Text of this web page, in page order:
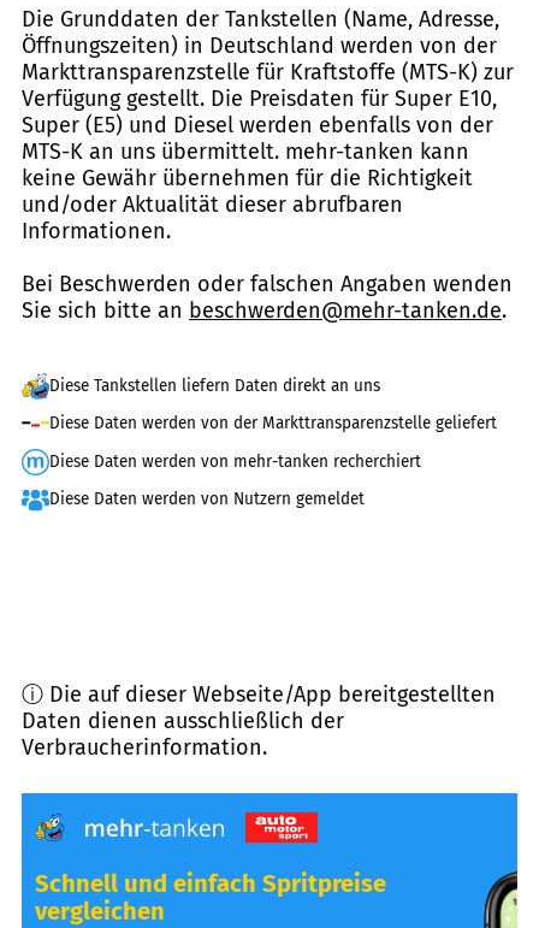
Die Grunddaten der Tankstellen (Name, Adresse,
Öffnungszeiten) in Deutschland werden von der
Markttransparenzstelle für Kraftstoffe (MTS-K) zur
Verfügung gestellt. Die Preisdaten für Super E10,
Super (E5) und Diesel werden ebenfalls von der
MTS-K an uns übermittelt. mehr-tanken kann
keine Gewähr übernehmen für die Richtigkeit
und/oder Aktualität dieser abrufbaren
Informationen.
Bei Beschwerden oder falschen Angaben wenden
Sie sich bitte an beschwerden@mehr-tanken.de.
Diese Tankstellen liefern Daten direkt an uns
Diese Daten werden von der Markttransparenzstelle geliefert
Diese Daten werden von mehr-tanken recherchiert
Diese Daten werden von Nutzern gemeldet
ⓘ Die auf dieser Webseite/App bereitgestellten
Daten dienen ausschließlich der
Verbraucherinformation.
Schnell und einfach Spritpreise
vergleichen